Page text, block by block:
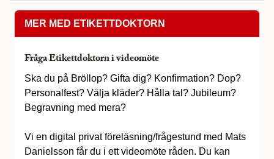
MER MED ETIKETTDOKTORN
Fråga Etikettdoktorn i videomöte
Ska du på Bröllop? Gifta dig? Konfirmation? Dop?
Personalfest? Välja kläder? Hålla tal? Jubileum?
Begravning med mera?
Vi en digital privat föreläsning/frågestund med Mats
Danielsson får du i ett videomöte råden. Du kan